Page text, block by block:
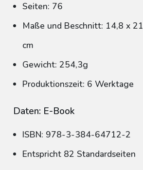
Seiten: 76
Maße und Beschnitt: 14,8 x 21
cm
Gewicht: 254,3g
Produktionszeit: 6 Werktage
Daten: E-Book
ISBN: 978-3-384-64712-2
Entspricht 82 Standardseiten